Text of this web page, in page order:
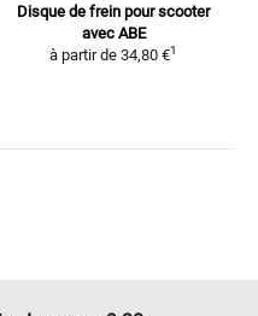
Disque de frein pour scooter
avec ABE
à partir de 34,80 €1